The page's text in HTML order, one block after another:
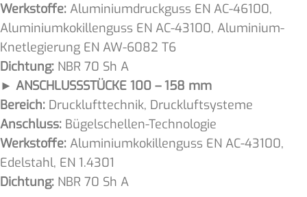
Werkstoffe: Aluminiumdruckguss EN AC-46100,
Aluminiumkokillenguss EN AC-43100, Aluminium-
Knetlegierung EN AW-6082 T6
Dichtung: NBR 70 Sh A
► ANSCHLUSSSTÜCKE 100 – 158 mm
Bereich: Drucklufttechnik, Druckluftsysteme
Anschluss: Bügelschellen-Technologie
Werkstoffe: Aluminiumkokillenguss EN AC-43100,
Edelstahl, EN 1.4301
Dichtung: NBR 70 Sh A